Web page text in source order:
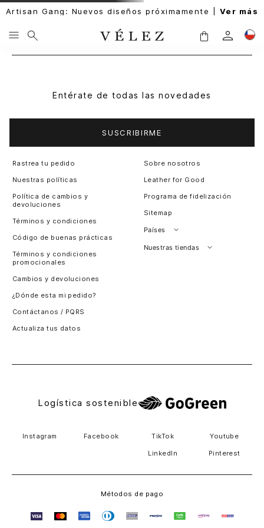
Artisan Gang: Nuevos diseños próximamente | Ver más
Entérate de todas las novedades
SUSCRIBIRME
Rastrea tu pedido
Nuestras políticas
Política de cambios y
devoluciones
Términos y condiciones
Código de buenas prácticas
Términos y condiciones
promocionales
Cambios y devoluciones
¿Dónde esta mi pedido?
Contáctanos / PQRS
Actualiza tus datos
Sobre nosotros
Leather for Good
Programa de fidelización
Sitemap
Países
Perú
Nuestras tiendas
Logística sostenible
Instagram Facebook TikTok Youtube
LinkedIn Pinterest
Métodos de pago